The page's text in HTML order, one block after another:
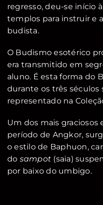
regresso, deu-se início
templos para instruir e
budista.
O Budismo esotérico
era transmitido em
aluno. É esta forma do
durante os três séculos
representado na
Um dos mais graciosos
período de Angkor,
o estilo de Baphuon,
do sampot (saia)
por baixo do umbigo.